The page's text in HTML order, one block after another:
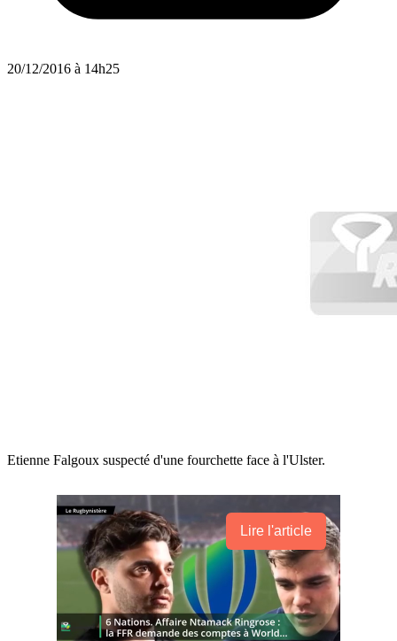
20/12/2016 à 14h25
Etienne Falgoux suspecté d'une fourchette face à l'Ulster.
Lire l'article